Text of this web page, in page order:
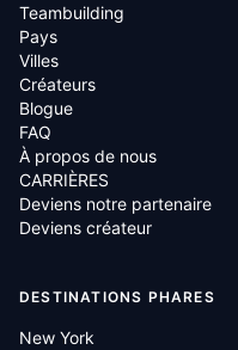
Teambuilding
Pays
Villes
Créateurs
Blogue
FAQ
À propos de nous
CARRIÈRES
Deviens notre partenaire
Deviens créateur
DESTINATIONS PHARES
New York